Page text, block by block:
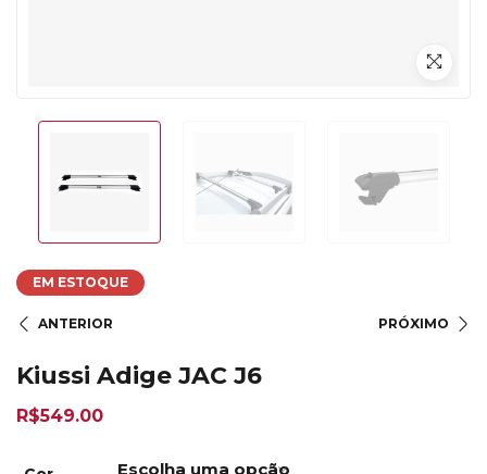
EM ESTOQUE
ANTERIOR PRÓXIMO
Kiussi Adige JAC J6
R$549.00